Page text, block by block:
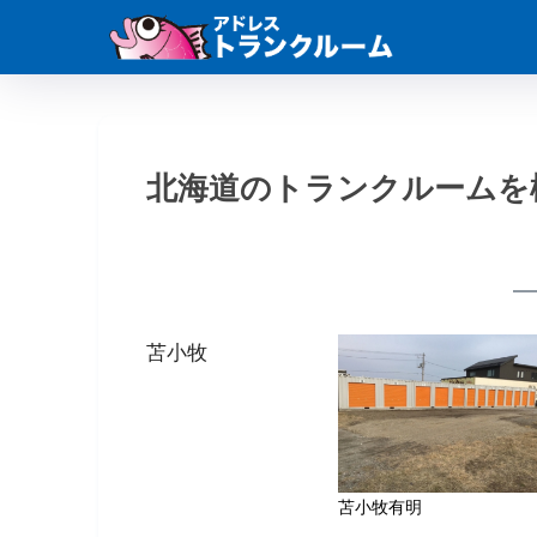
北海道のトランクルームを
苫小牧
苫小牧有明